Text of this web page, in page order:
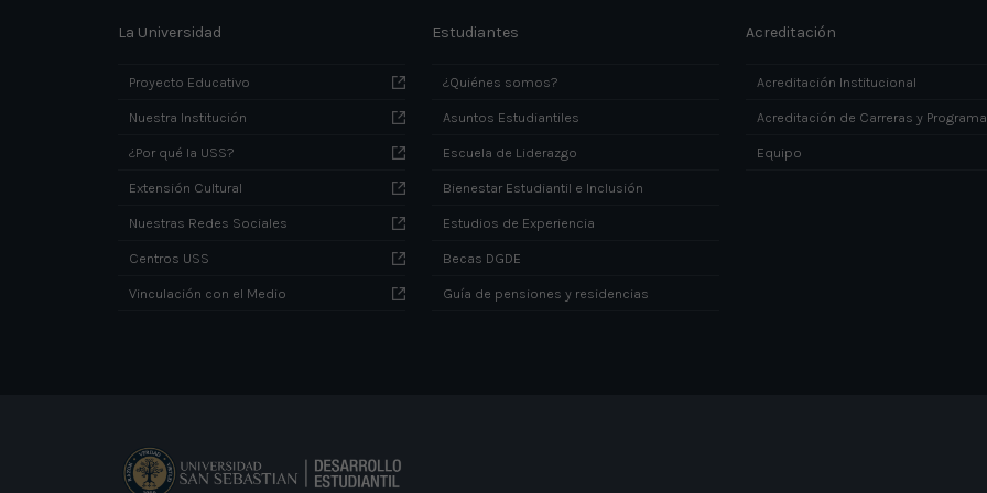
La Universidad
Proyecto Educativo
Nuestra Institución
¿Por qué la USS?
Extensión Cultural
Nuestras Redes Sociales
Centros USS
Vinculación con el Medio
Estudiantes
¿Quiénes somos?
Asuntos Estudiantiles
Escuela de Liderazgo
Bienestar Estudiantil e Inclusión
Estudios de Experiencia
Becas DGDE
Guía de pensiones y residencias
Acreditación
Acreditación Institucional
Acreditación de Carreras y
Equipo